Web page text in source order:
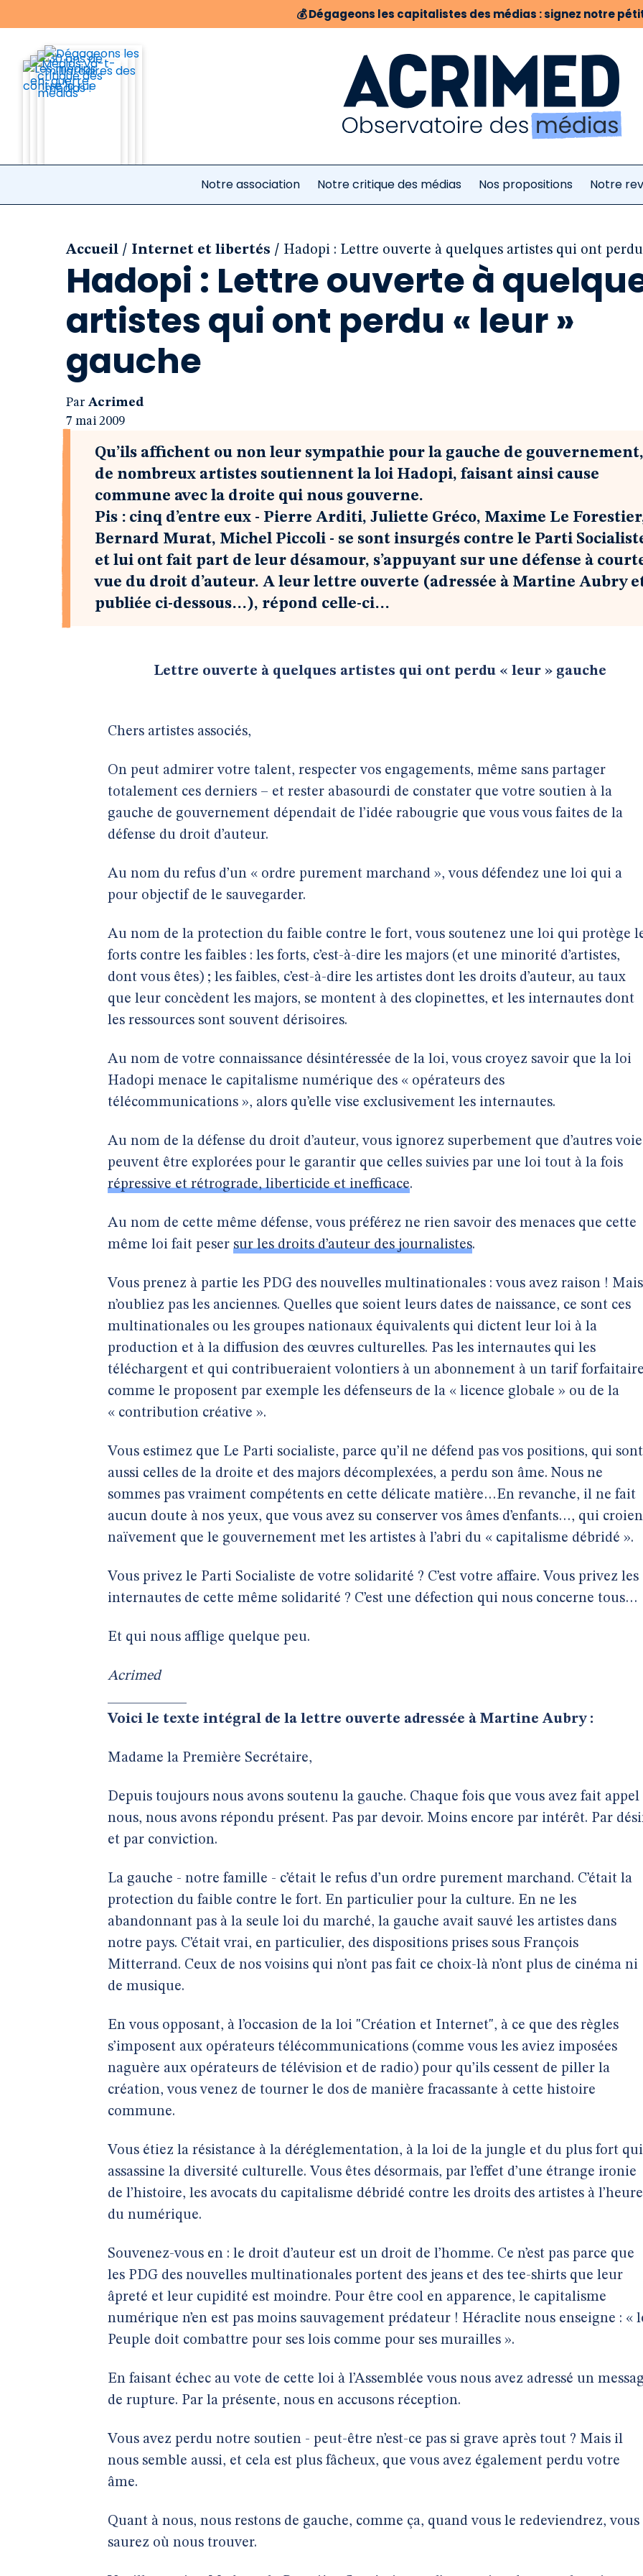
💰Dégageons les capitalistes des médias : signez notre
Notre association Notre critique des médias Nos propositions Notre
Accueil / Internet et libertés / Hadopi : Lettre ouverte à quelques artistes qui ont
Hadopi : Lettre ouverte à
artistes qui ont perdu « leur »
gauche
Par Acrimed
7 mai 2009
Qu’ils affichent ou non leur sympathie pour la gauche de gouvernement,
de nombreux artistes soutiennent la loi Hadopi, faisant ainsi cause
commune avec la droite qui nous gouverne.
Pis : cinq d’entre eux - Pierre Arditi, Juliette Gréco, Maxime Le
Bernard Murat, Michel Piccoli - se sont insurgés contre le Parti
et lui ont fait part de leur désamour, s’appuyant sur une défense à
vue du droit d’auteur. A leur lettre ouverte (adressée à Martine Aubry
publiée ci-dessous…), répond celle-ci…
Lettre ouverte à quelques artistes qui ont perdu « leur » gauche
Chers artistes associés,
On peut admirer votre talent, respecter vos engagements, même sans partager
totalement ces derniers – et rester abasourdi de constater que votre soutien à la
gauche de gouvernement dépendait de l’idée rabougrie que vous vous faites de la
défense du droit d’auteur.
Au nom du refus d’un « ordre purement marchand », vous défendez une loi qui a
pour objectif de le sauvegarder.
Au nom de la protection du faible contre le fort, vous soutenez une loi qui protège
forts contre les faibles : les forts, c’est-à-dire les majors (et une minorité d’artistes,
dont vous êtes) ; les faibles, c’est-à-dire les artistes dont les droits d’auteur, au taux
que leur concèdent les majors, se montent à des clopinettes, et les internautes dont
les ressources sont souvent dérisoires.
Au nom de votre connaissance désintéressée de la loi, vous croyez savoir que la loi
Hadopi menace le capitalisme numérique des « opérateurs des
télécommunications », alors qu’elle vise exclusivement les internautes.
Au nom de la défense du droit d’auteur, vous ignorez superbement que d’autres
peuvent être explorées pour le garantir que celles suivies par une loi tout à la fois
répressive et rétrograde, liberticide et inefficace.
Au nom de cette même défense, vous préférez ne rien savoir des menaces que cette
même loi fait peser sur les droits d’auteur des journalistes.
Vous prenez à partie les PDG des nouvelles multinationales : vous avez raison ! Mais
n’oubliez pas les anciennes. Quelles que soient leurs dates de naissance, ce sont ces
multinationales ou les groupes nationaux équivalents qui dictent leur loi à la
production et à la diffusion des œuvres culturelles. Pas les internautes qui les
téléchargent et qui contribueraient volontiers à un abonnement à un tarif
comme le proposent par exemple les défenseurs de la « licence globale » ou de la
« contribution créative ».
Vous estimez que Le Parti socialiste, parce qu’il ne défend pas vos positions, qui sont
aussi celles de la droite et des majors décomplexées, a perdu son âme. Nous ne
sommes pas vraiment compétents en cette délicate matière…En revanche, il ne fait
aucun doute à nos yeux, que vous avez su conserver vos âmes d’enfants…, qui
naïvement que le gouvernement met les artistes à l’abri du « capitalisme débridé ».
Vous privez le Parti Socialiste de votre solidarité ? C’est votre affaire. Vous privez les
internautes de cette même solidarité ? C’est une défection qui nous concerne tous…
Et qui nous afflige quelque peu.
Acrimed
Voici le texte intégral de la lettre ouverte adressée à Martine Aubry :
Madame la Première Secrétaire,
Depuis toujours nous avons soutenu la gauche. Chaque fois que vous avez fait appel
nous, nous avons répondu présent. Pas par devoir. Moins encore par intérêt. Par
et par conviction.
La gauche - notre famille - c’était le refus d’un ordre purement marchand. C’était la
protection du faible contre le fort. En particulier pour la culture. En ne les
abandonnant pas à la seule loi du marché, la gauche avait sauvé les artistes dans
notre pays. C’était vrai, en particulier, des dispositions prises sous François
Mitterrand. Ceux de nos voisins qui n’ont pas fait ce choix-là n’ont plus de cinéma ni
de musique.
En vous opposant, à l’occasion de la loi "Création et Internet", à ce que des règles
s’imposent aux opérateurs télécommunications (comme vous les aviez imposées
naguère aux opérateurs de télévision et de radio) pour qu’ils cessent de piller la
création, vous venez de tourner le dos de manière fracassante à cette histoire
commune.
Vous étiez la résistance à la déréglementation, à la loi de la jungle et du plus fort qui
assassine la diversité culturelle. Vous êtes désormais, par l’effet d’une étrange ironie
de l’histoire, les avocats du capitalisme débridé contre les droits des artistes à l’heure
du numérique.
Souvenez-vous en : le droit d’auteur est un droit de l’homme. Ce n’est pas parce que
les PDG des nouvelles multinationales portent des jeans et des tee-shirts que leur
âpreté et leur cupidité est moindre. Pour être cool en apparence, le capitalisme
numérique n’en est pas moins sauvagement prédateur ! Héraclite nous enseigne : «
Peuple doit combattre pour ses lois comme pour ses murailles ».
En faisant échec au vote de cette loi à l’Assemblée vous nous avez adressé un
de rupture. Par la présente, nous en accusons réception.
Vous avez perdu notre soutien - peut-être n’est-ce pas si grave après tout ? Mais il
nous semble aussi, et cela est plus fâcheux, que vous avez également perdu votre
âme.
Quant à nous, nous restons de gauche, comme ça, quand vous le redeviendrez, vous
saurez où nous trouver.